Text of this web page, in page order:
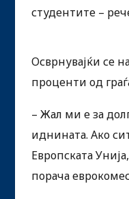
студентите –
Осврнувајќи се
проценти од
– Жал ми е за
иднината. Ако
Европската
порача